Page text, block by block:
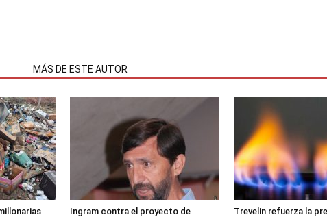
MÁS DE ESTE AUTOR
Ingram contra el proyecto de
Trevelin refuerza la